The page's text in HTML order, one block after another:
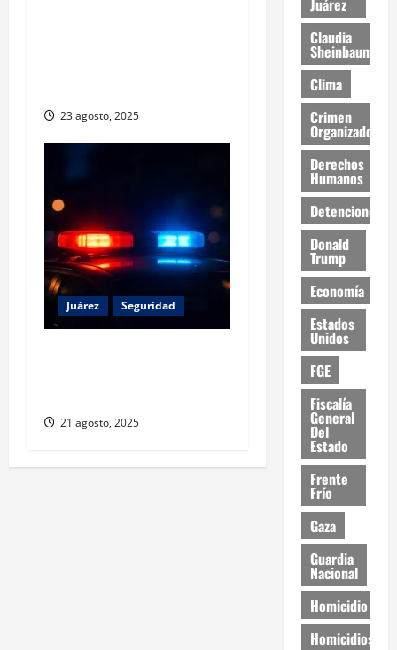
23 agosto, 2025
Juárez Seguridad
21 agosto, 2025
Juárez
Claudia
Sheinbaum
Clima
Crimen
Organizado
Derechos
Humanos
Detenciones
Donald
Trump
Economía
Estados
Unidos
FGE
Fiscalía
General
Del
Estado
Frente
Frío
Gaza
Guardia
Nacional
Homicidio
Homicidios